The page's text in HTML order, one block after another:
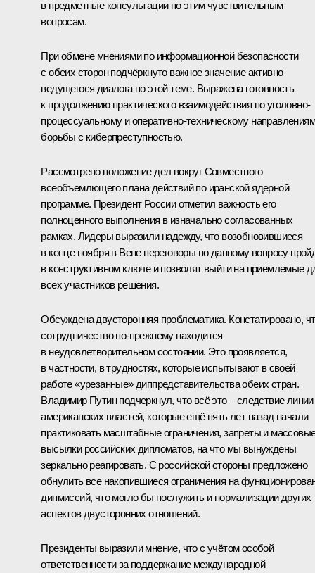
в предметные консультации по этим чувствительным
вопросам.
При обмене мнениями по информационной безопасности
с обеих сторон подчёркнуто важное значение активно
ведущегося диалога по этой теме. Выражена готовность
к продолжению практического взаимодействия по уголовно-
процессуальному и оперативно-техническому направлениям
борьбы с киберпреступностью.
Рассмотрено положение дел вокруг Совместного
всеобъемлющего плана действий по иранской ядерной
программе. Президент России отметил важность его
полноценного выполнения в изначально согласованных
рамках. Лидеры выразили надежду, что возобновившиеся
в конце ноября в Вене переговоры по данному вопросу
в конструктивном ключе и позволят выйти на приемлемые
всех участников решения.
Обсуждена двусторонняя проблематика. Констатировано,
сотрудничество по-прежнему находится
в неудовлетворительном состоянии. Это проявляется,
в частности, в трудностях, которые испытывают в своей
работе «урезанные» диппредставительства обеих стран.
Владимир Путин подчеркнул, что всё это – следствие линии
американских властей, которые ещё пять лет назад начали
практиковать масштабные ограничения, запреты и
высылки российских дипломатов, на что мы вынуждены
зеркально реагировать. С российской стороны предложено
обнулить все накопившиеся ограничения на
дипмиссий, что могло бы послужить и нормализации других
аспектов двусторонних отношений.
Президенты выразили мнение, что с учётом особой
ответственности за поддержание международной